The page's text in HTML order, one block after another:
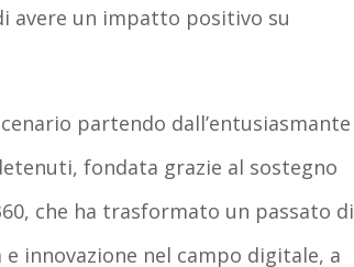
avere un impatto positivo su
partendo dall’entusiasmante
fondata grazie al sostegno
, che ha trasformato un passato di
innovazione nel campo digitale, a